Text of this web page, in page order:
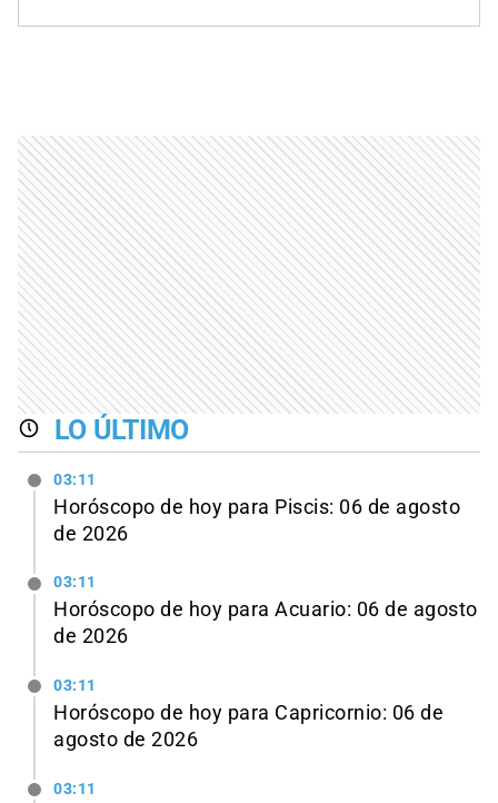
LO ÚLTIMO
03:11
Horóscopo de hoy para Piscis: 06 de agosto
de 2026
03:11
Horóscopo de hoy para Acuario: 06 de agosto
de 2026
03:11
Horóscopo de hoy para Capricornio: 06 de
agosto de 2026
03:11